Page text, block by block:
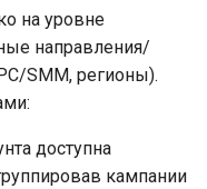
на уровне
направления/
SMM, регионы).
доступна
кампании